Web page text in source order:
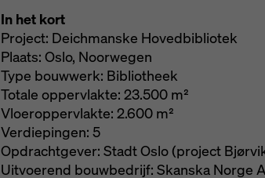
In het kort
Project: Deichmanske Hovedbibliotek
Plaats: Oslo, Noorwegen
Type bouwwerk: Bibliotheek
Totale oppervlakte: 23.500 m²
Vloeroppervlakte: 2.600 m²
Verdiepingen: 5
Opdrachtgever: Stadt Oslo (project
Uitvoerend bouwbedrijf: Skanska Norge